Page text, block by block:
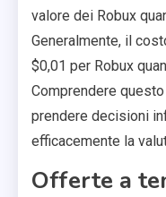
valore dei Robux
Generalmente, il
$0,01 per Robux
Comprendere
prendere decisioni
efficacemente la
Offerte a